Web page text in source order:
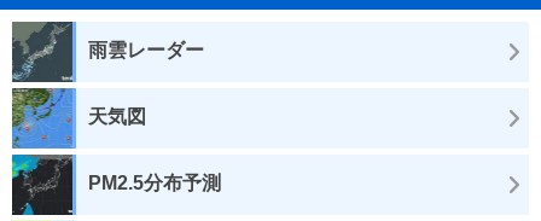
雨雲レーダー
天気図
PM2.5分布予測